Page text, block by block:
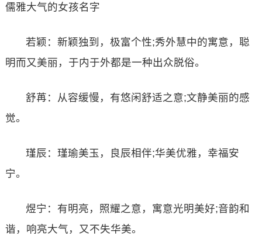
儒雅大气的女孩名字
若颖：新颖独到，极富个性;秀外慧中的寓意，聪
明而又美丽，于内于外都是一种出众脱俗。
舒苒：从容缓慢，有悠闲舒适之意;文静美丽的感
觉。
瑾辰：瑾瑜美玉，良辰相伴;华美优雅，幸福安
宁。
煜宁：有明亮，照耀之意，寓意光明美好;音韵和
谐，响亮大气，又不失华美。